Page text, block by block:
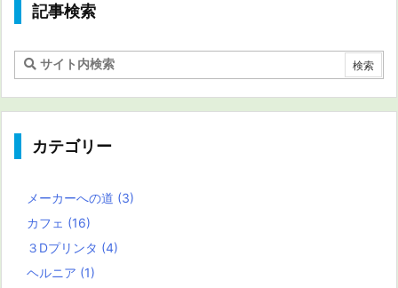
記事検索
カテゴリー
メーカーへの道 (3)
カフェ (16)
３Dプリンタ (4)
ヘルニア (1)